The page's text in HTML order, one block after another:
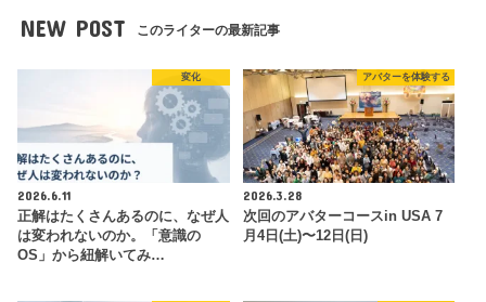
NEW POST このライターの最新記事
変化
2026.6.11
正解はたくさんあるのに、なぜ人
は変われないのか。「意識の
OS」から紐解いてみ…
アバターを体験する
2026.3.28
次回のアバターコースin USA 7
月4日(土)〜12日(日)